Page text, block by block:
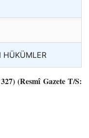
HÜKÜMLER
(Resmî Gazete T/S: